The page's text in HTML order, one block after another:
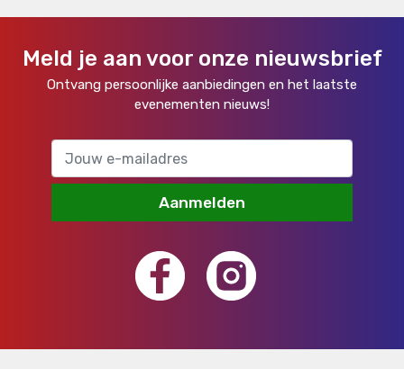
Meld je aan voor onze nieuwsbrief
Ontvang persoonlijke aanbiedingen en het laatste
evenementen nieuws!
Aanmelden